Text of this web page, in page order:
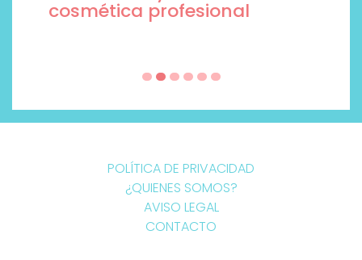
cosmética profesional
POLÍTICA DE PRIVACIDAD
¿QUIENES SOMOS?
AVISO LEGAL
CONTACTO